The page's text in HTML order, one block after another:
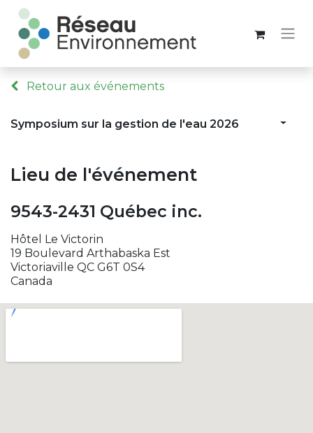
Retour aux événements
Symposium sur la gestion de l'eau 2026
Lieu de l'événement
9543-2431 Québec inc.
Hôtel Le Victorin
19 Boulevard Arthabaska Est
Victoriaville QC G6T 0S4
Canada